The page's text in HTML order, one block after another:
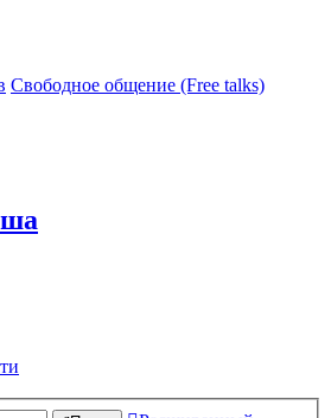
Свободное общение (Free talks)